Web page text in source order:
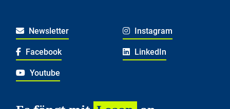
Newsletter Instagram
Facebook LinkedIn
Youtube